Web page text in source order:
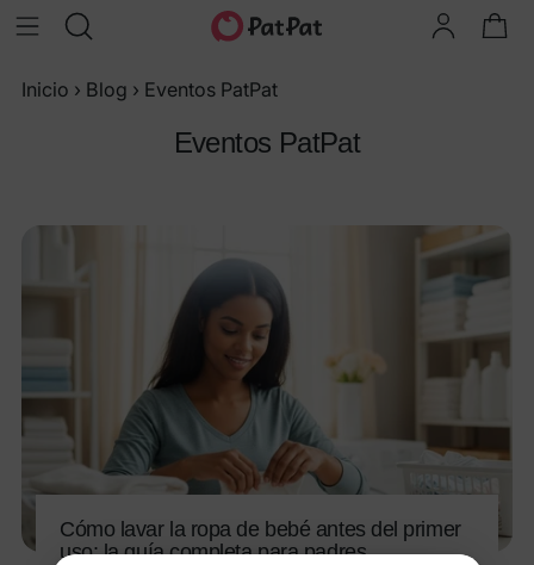
Inicio › Blog › Eventos PatPat
Eventos PatPat
Cómo lavar la ropa de bebé antes del primer
uso: la guía completa para padres